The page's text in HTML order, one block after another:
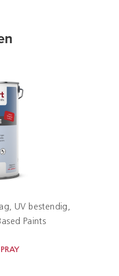
UV bestendig
Paints